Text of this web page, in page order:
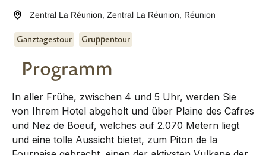
Zentral La Réunion,Zentral La Réunion, Réunion
Ganztagestour Gruppentour
Programm
In aller Frühe, zwischen 4 und 5 Uhr, werden Sie
von Ihrem Hotel abgeholt und über Plaine des Cafres
und Nez de Boeuf, welches auf 2.070 Metern liegt
und eine tolle Aussicht bietet, zum Piton de la